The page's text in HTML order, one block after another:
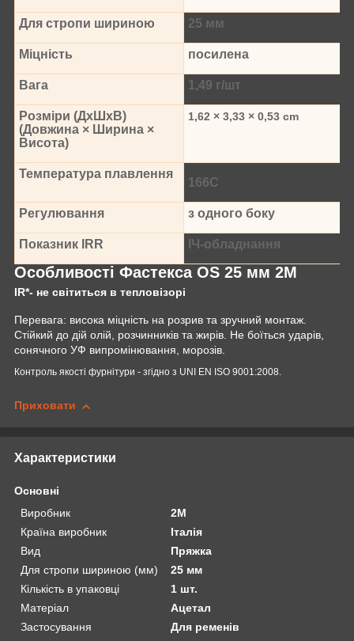
Для стропи шириною 25 мм
Міцність посилена
Вага 1,49 г/шт
Розміри (ДхШхВ)
(Довжина × Ширина ×
Висота)
1,62 × 3,33 × 0,53 cm
Температура плавлення
166С
Регулювання з одного боку
Показник IRR ІЧ-обладнання
Особливості Фастекса OS 25 мм 2M
IR*- не світиться в тепловізорі
Перевага: висока міцність на розрив та зручний монтаж.
Стійкий до дій олій, розчинників та жирів. Не боїться ударів,
сонячного УФ випромінювання, морозів.
Контроль якості фурнітури - згідно з UNI EN ISO 9001:2008.
Приховати
Характеристики
Основні
Виробник
2М
Країна виробник
Італія
Вид
Пряжка
Для стропи шириною (мм)
25 мм
Кількість в упаковці
1 шт.
Матеріал
Ацетал
Застосування
Для ременів